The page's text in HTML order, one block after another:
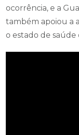
ocorrência, e a
também apoiou a
o estado de saúde